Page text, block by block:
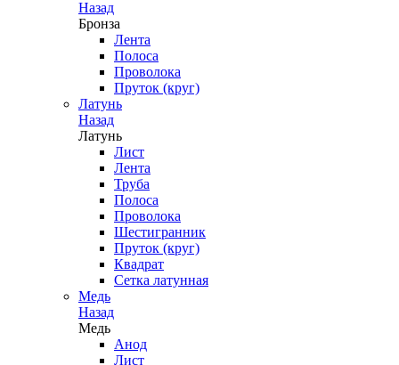
Назад
Бронза
Лента
Полоса
Проволока
Пруток (круг)
Латунь
Назад
Латунь
Лист
Лента
Труба
Полоса
Проволока
Шестигранник
Пруток (круг)
Квадрат
Сетка латунная
Медь
Назад
Медь
Анод
Лист